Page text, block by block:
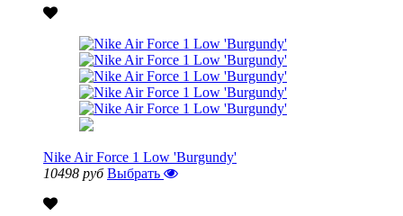
Nike Air Force 1 Low 'Burgundy'
10498 руб Выбрать